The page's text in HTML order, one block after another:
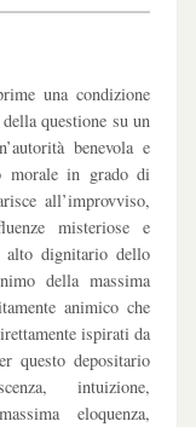
una condizione
questione su un
benevola e
morale in grado di
all’improvviso,
misteriose e
alto dignitario dello
della massima
animico che
ispirati da
questo depositario
intuizione,
eloquenza,